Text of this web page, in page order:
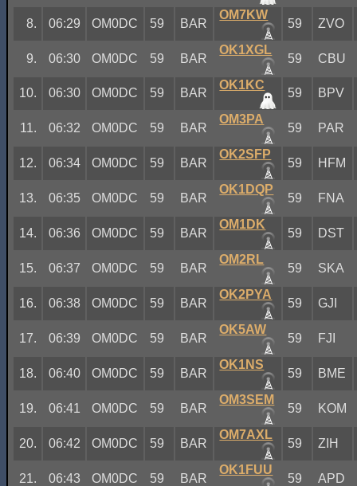
8. 06:29 OM0DC 59 BAR
OM7KW
59 ZVO
9. 06:30 OM0DC 59 BAR
OK1XGL
59 CBU
10. 06:30 OM0DC 59 BAR
OK1KC
59 BPV
11. 06:32 OM0DC 59 BAR
OM3PA
59 PAR
12. 06:34 OM0DC 59 BAR
OK2SFP
59 HFM
13. 06:35 OM0DC 59 BAR
OK1DQP
59 FNA
14. 06:36 OM0DC 59 BAR
OM1DK
59 DST
15. 06:37 OM0DC 59 BAR
OM2RL
59 SKA
16. 06:38 OM0DC 59 BAR
OK2PYA
59 GJI
17. 06:39 OM0DC 59 BAR
OK5AW
59 FJI
18. 06:40 OM0DC 59 BAR
OK1NS
59 BME
19. 06:41 OM0DC 59 BAR
OM3SEM
59 KOM
20. 06:42 OM0DC 59 BAR
OM7AXL
59 ZIH
21. 06:43 OM0DC 59 BAR
OK1FUU
59 APD